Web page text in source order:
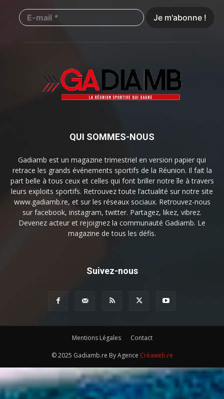
QUI SOMMES-NOUS
Gadiamb est un magazine trimestriel en version papier qui
retrace les grands événements sportifs de la Réunion. Il fait la
part belle à tous ceux et celles qui font briller notre île à travers
leurs exploits sportifs. Retrouvez toute l’actualité sur notre site
www.gadiamb.re, et sur les réseaux sociaux. Retrouvez-nous
sur facebook, instagram, twitter. Partagez, likez, vibrez.
Devenez acteur et rejoignez la communauté Gadiamb. Le
magazine de tous les défis.
Suivez-nous
Mentions Légales Contact
© 2025 Gadiamb.re By Agence Créaweb.re